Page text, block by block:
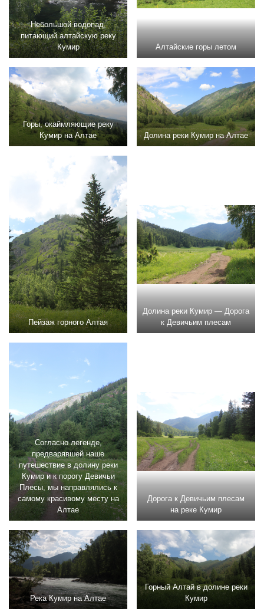
Небольшой водопад,
питающий алтайскую реку
Кумир
Алтайские горы летом
Горы, окаймляющие реку
Кумир на Алтае
Долина реки Кумир на Алтае
Пейзаж горного Алтая
Долина реки Кумир — Дорога
к Девичьим плесам
Согласно легенде,
предварявшей наше
путешествие в долину реки
Кумир и к порогу Девичьи
Плесы, мы направлялись к
самому красивому месту на
Алтае
Дорога к Девичьим плесам
на реке Кумир
Река Кумир на Алтае
Горный Алтай в долине реки
Кумир